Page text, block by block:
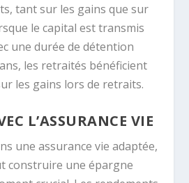
tant sur les gains que sur
le capital est transmis
une durée de détention
les retraités bénéficient
les gains lors de retraits.
L’ASSURANCE VIE
une assurance vie adaptée,
construire une épargne